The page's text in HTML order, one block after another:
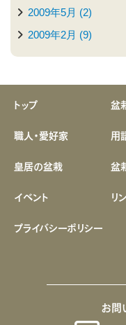
2009年5月 (2)
2009年2月 (9)
トップ 盆
職人・愛好家
用
皇居の盆栽
盆
イベント
リ
プライバシーポリシー
お問